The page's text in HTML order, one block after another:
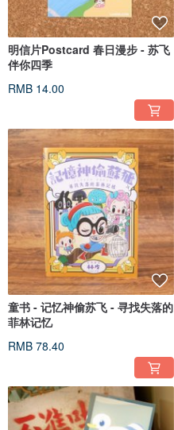
明信片Postcard 春日漫步 - 苏飞
伴你四季
RMB 14.00
童书 - 记忆神偷苏飞 - 寻找失落的
菲林记忆
RMB 78.40